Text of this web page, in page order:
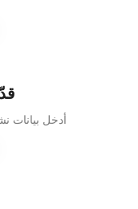
أدخل بيانات